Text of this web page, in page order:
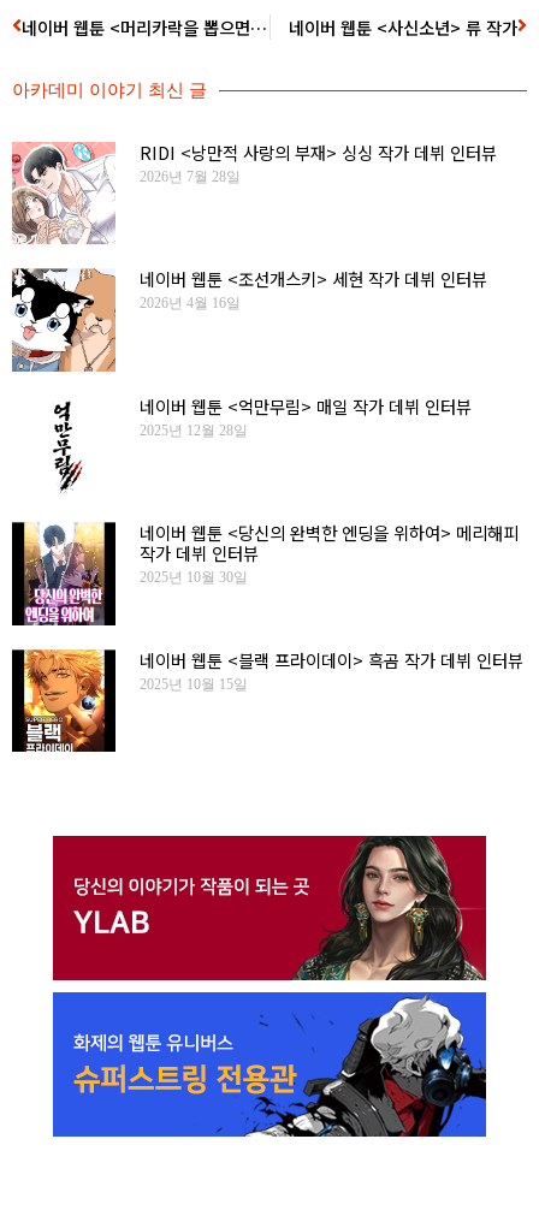
네이버 웹툰 <머리카락을 뽑으면> 이다몽 작가 네이버 웹툰 <사신소년> 류 작가
아카데미 이야기 최신 글
RIDI <낭만적 사랑의 부재> 싱싱 작가 데뷔 인터뷰
2026년 7월 28일
네이버 웹툰 <조선개스키> 세현 작가 데뷔 인터뷰
2026년 4월 16일
네이버 웹툰 <억만무림> 매일 작가 데뷔 인터뷰
2025년 12월 28일
네이버 웹툰 <당신의 완벽한 엔딩을 위하여> 메리해피
작가 데뷔 인터뷰
2025년 10월 30일
네이버 웹툰 <블랙 프라이데이> 흑곰 작가 데뷔 인터뷰
2025년 10월 15일